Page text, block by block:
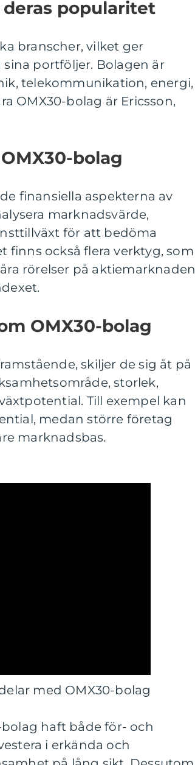
deras popularitet
branscher, vilket ger
portföljer. Bolagen är
telekommunikation, energi,
OMX30-bolag är Ericsson,
bolag
finansiella aspekterna av
marknadsvärde,
för att bedöma
finns också flera verktyg, som
rörelser på aktiemarknaden
OMX30-bolag
skiljer de sig åt på
storlek,
Till exempel kan
medan större företag
marknadsbas.
med OMX30-bolag
haft både för- och
i erkända och